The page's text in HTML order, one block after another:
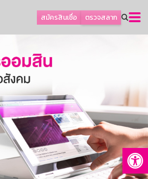
สมัครสินเชื่อ ตรวจสลาก
ายย่อย
ร
ยืน
งิน